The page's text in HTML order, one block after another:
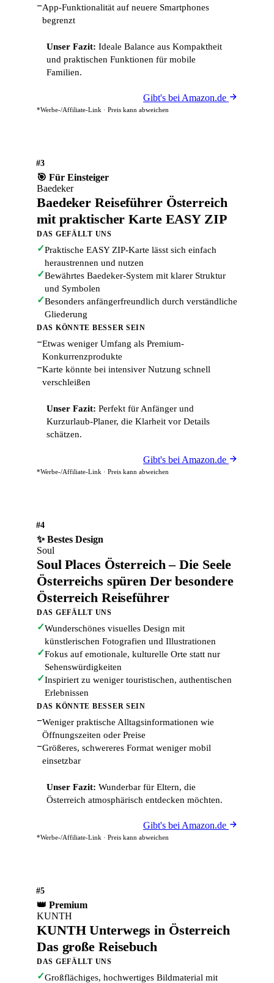
−App-Funktionalität auf neuere Smartphones
begrenzt
Unser Fazit: Ideale Balance aus Kompaktheit
und praktischen Funktionen für mobile
Familien.
Gibt's bei Amazon.de
*Werbe-/Affiliate-Link · Preis kann abweichen
#3
🎯 Für Einsteiger
Baedeker
Baedeker Reiseführer Österreich
mit praktischer Karte EASY ZIP
DAS GEFÄLLT UNS
✓Praktische EASY ZIP-Karte lässt sich einfach
heraustrennen und nutzen
✓Bewährtes Baedeker-System mit klarer Struktur
und Symbolen
✓Besonders anfängerfreundlich durch verständliche
Gliederung
DAS KÖNNTE BESSER SEIN
−Etwas weniger Umfang als Premium-
Konkurrenzprodukte
−Karte könnte bei intensiver Nutzung schnell
verschleißen
Unser Fazit: Perfekt für Anfänger und
Kurzurlaub-Planer, die Klarheit vor Details
schätzen.
Gibt's bei Amazon.de
*Werbe-/Affiliate-Link · Preis kann abweichen
#4
✨ Bestes Design
Soul
Soul Places Österreich – Die Seele
Österreichs spüren Der besondere
Österreich Reiseführer
DAS GEFÄLLT UNS
✓Wunderschönes visuelles Design mit
künstlerischen Fotografien und Illustrationen
✓Fokus auf emotionale, kulturelle Orte statt nur
Sehenswürdigkeiten
✓Inspiriert zu weniger touristischen, authentischen
Erlebnissen
DAS KÖNNTE BESSER SEIN
−Weniger praktische Alltagsinformationen wie
Öffnungszeiten oder Preise
−Größeres, schwereres Format weniger mobil
einsetzbar
Unser Fazit: Wunderbar für Eltern, die
Österreich atmosphärisch entdecken möchten.
Gibt's bei Amazon.de
*Werbe-/Affiliate-Link · Preis kann abweichen
#5
👑 Premium
KUNTH
KUNTH Unterwegs in Österreich
Das große Reisebuch
DAS GEFÄLLT UNS
✓Großflächiges, hochwertiges Bildmaterial mit